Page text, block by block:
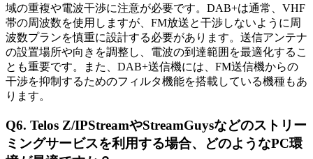
域の重複や電波干渉に注意が必要です。DAB+は通常、VHF
帯の周波数を使用しますが、FM放送と干渉しないように周
波数プランを慎重に設計する必要があります。送信アンテナ
の設置場所や向きを調整し、電波の到達範囲を最適化するこ
とも重要です。また、DAB+送信機には、FM送信機からの
干渉を抑制するためのフィルタ機能を搭載している機種もあ
ります。
Q6. Telos Z/IPStreamやStreamGuysなどのストリー
ミングサービスを利用する場合、どのようなPC環